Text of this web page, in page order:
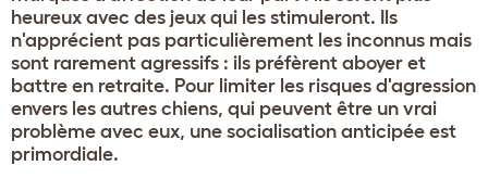
heureux avec des jeux qui les stimuleront. Ils
n'apprécient pas particulièrement les inconnus mais
sont rarement agressifs : ils préfèrent aboyer et
battre en retraite. Pour limiter les risques d'agression
envers les autres chiens, qui peuvent être un vrai
problème avec eux, une socialisation anticipée est
primordiale.